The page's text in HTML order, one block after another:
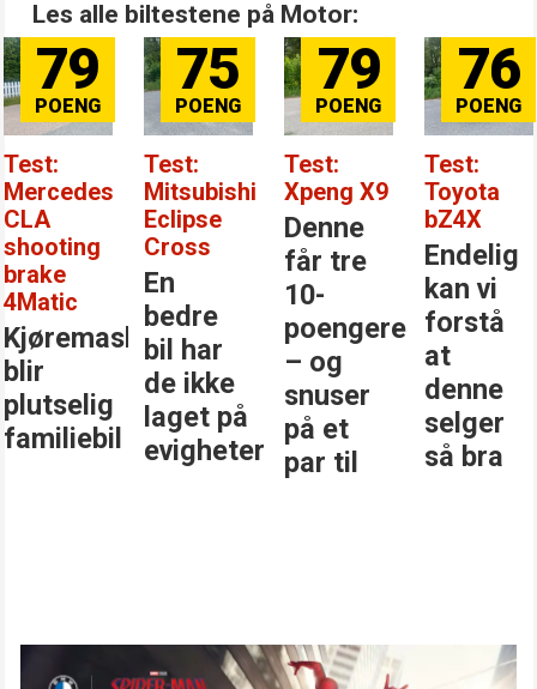
Les alle biltestene på Motor:
79
Test:
Mercedes
CLA
shooting
brake
4Matic
Kjøremaskinen
blir
plutselig
familiebil
75
Test:
Mitsubishi
Eclipse
Cross
En
bedre
bil har
de ikke
laget på
evigheter
79
Test:
Xpeng X9
Denne
får tre
10-
poengere
– og
snuser
på et
par til
76
Test:
Toyota
bZ4X
Endelig
kan vi
forstå
at
denne
selger
så bra